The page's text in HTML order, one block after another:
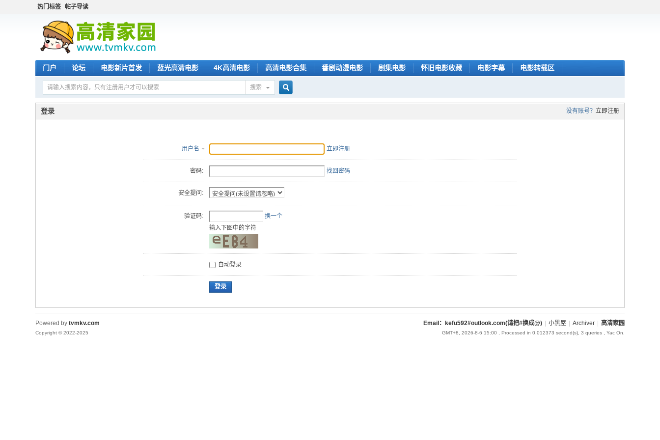
热门标签 帖子导读
门户 论坛 电影新片首发 蓝光高清电影 4K高清电影 高清电影合集 番剧动漫电影 剧集电影 怀旧电影收藏 电影字幕 电影转载区
搜索
搜
索
没有账号？ 立即注册
登录
用户名 立即注册
密码: 找回密码
安全提问:
验证码:
换一个
输入下图中的字符
自动登录
登录
Email：kefu592#outlook.com(请把#换成@) 小黑屋 Archiver 高清家园
GMT+8, 2026-8-6 15:00 , Processed in 0.012373 second(s), 3 queries , Yac On.
Powered by tvmkv.com
Copyright © 2022-2025